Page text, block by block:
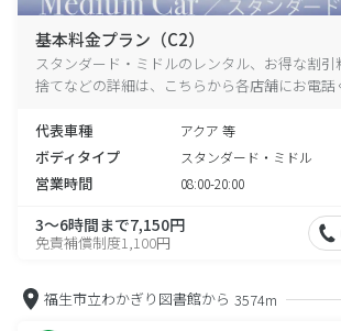
基本料金プラン（C2）
スタンダード・ミドルのレンタル、お得な割引
捨てなどの詳細は、こちらから各店舗にお電話
代表車種 アクア 等
ボディタイプ スタンダード・ミドル
営業時間 08:00-20:00
3～6時間まで7,150円
免責補償制度1,100円
福生市立わかぎり図書館から 3574m